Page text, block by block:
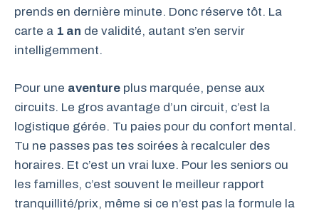
prends en dernière minute. Donc réserve tôt. La
carte a 1 an de validité, autant s’en servir
intelligemment.
Pour une aventure plus marquée, pense aux
circuits. Le gros avantage d’un circuit, c’est la
logistique gérée. Tu paies pour du confort mental.
Tu ne passes pas tes soirées à recalculer des
horaires. Et c’est un vrai luxe. Pour les seniors ou
les familles, c’est souvent le meilleur rapport
tranquillité/prix, même si ce n’est pas la formule la